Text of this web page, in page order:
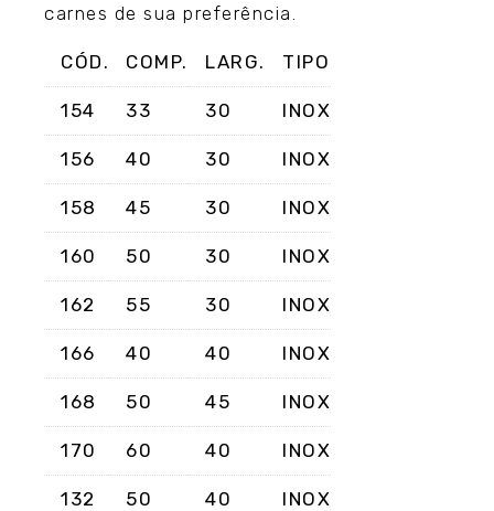
carnes de sua preferência.
CÓD. COMP. LARG. TIPO
154 33 30 INOX
156 40 30 INOX
158 45 30 INOX
160 50 30 INOX
162 55 30 INOX
166 40 40 INOX
168 50 45 INOX
170 60 40 INOX
132 50 40 INOX